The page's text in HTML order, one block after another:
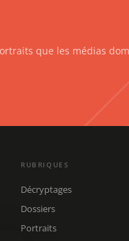
que les médias
RUBRIQUES
Décryptages
Dossiers
Portraits